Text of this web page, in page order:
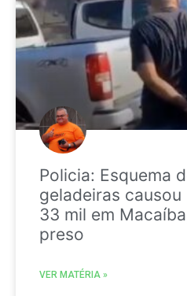
Policia: Esquema
geladeiras causou
33 mil em
preso
VER MATÉRIA »